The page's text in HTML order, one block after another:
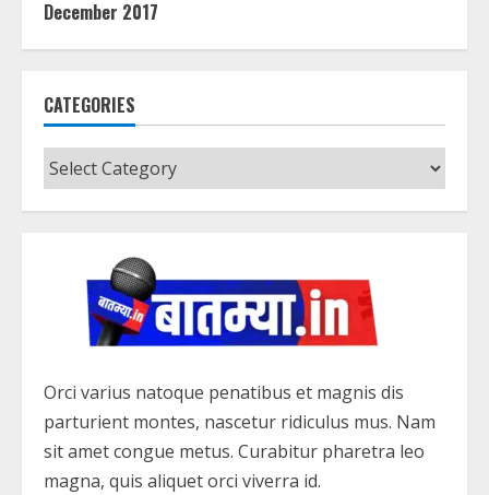
December 2017
CATEGORIES
Categories
Orci varius natoque penatibus et magnis dis
parturient montes, nascetur ridiculus mus. Nam
sit amet congue metus. Curabitur pharetra leo
magna, quis aliquet orci viverra id.